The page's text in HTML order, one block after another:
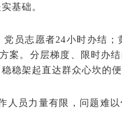
基础。
员志愿者24小时办结
案。分层梯度、限时办
稳架起直达群众心坎的便
人员力量有限，问题难